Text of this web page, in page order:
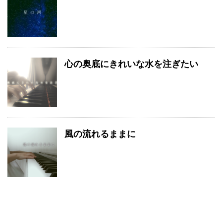
心の奥底にきれいな水を注ぎたい
風の流れるままに